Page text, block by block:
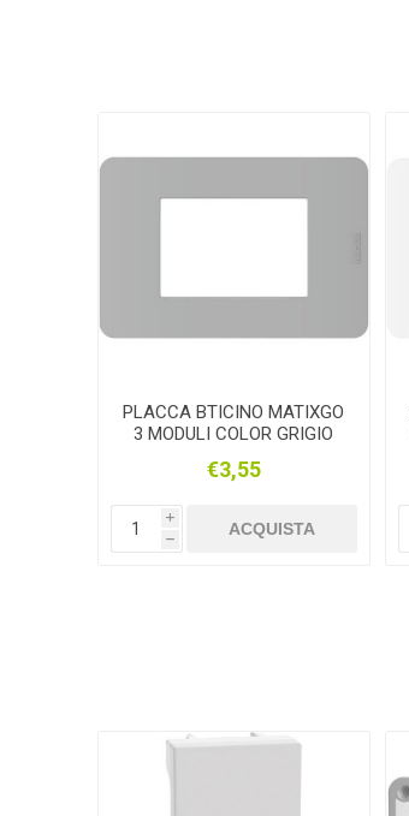
PLACCA BTICINO MATIXGO
3 MODULI COLOR GRIGIO
€3,55
i
h
ACQUISTA